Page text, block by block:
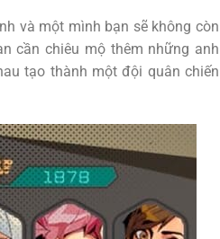
và một mình bạn sẽ không còn
cần chiêu mộ thêm những anh
tạo thành một đội quân chiến